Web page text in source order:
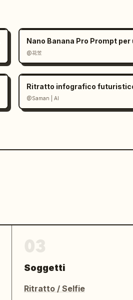
@花笠
@Saman | AI
Soggetti
Ritratto / Selfie